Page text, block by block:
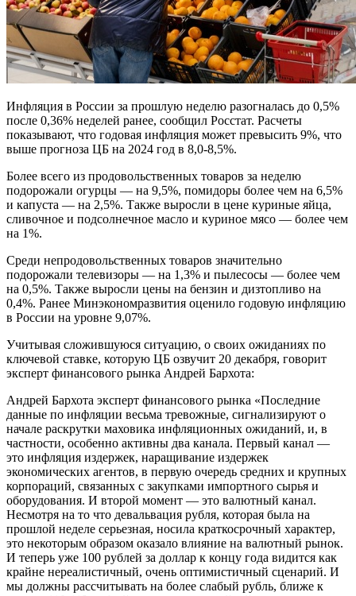
Инфляция в России за прошлую неделю разогналась до 0,5%
после 0,36% неделей ранее, сообщил Росстат. Расчеты
показывают, что годовая инфляция может превысить 9%, что
выше прогноза ЦБ на 2024 год в 8,0-8,5%.
Более всего из продовольственных товаров за неделю
подорожали огурцы — на 9,5%, помидоры более чем на 6,5%
и капуста — на 2,5%. Также выросли в цене куриные яйца,
сливочное и подсолнечное масло и куриное мясо — более чем
на 1%.
Среди непродовольственных товаров значительно
подорожали телевизоры — на 1,3% и пылесосы — более чем
на 0,5%. Также выросли цены на бензин и дизтопливо на
0,4%. Ранее Минэкономразвития оценило годовую инфляцию
в России на уровне 9,07%.
Учитывая сложившуюся ситуацию, о своих ожиданиях по
ключевой ставке, которую ЦБ озвучит 20 декабря, говорит
эксперт финансового рынка Андрей Бархота:
Андрей Бархота эксперт финансового рынка «Последние
данные по инфляции весьма тревожные, сигнализируют о
начале раскрутки маховика инфляционных ожиданий, и, в
частности, особенно активны два канала. Первый канал —
это инфляция издержек, наращивание издержек
экономических агентов, в первую очередь средних и крупных
корпораций, связанных с закупками импортного сырья и
оборудования. И второй момент — это валютный канал.
Несмотря на то что девальвация рубля, которая была на
прошлой неделе серьезная, носила краткосрочный характер,
это некоторым образом оказало влияние на валютный рынок.
И теперь уже 100 рублей за доллар к концу года видится как
крайне нереалистичный, очень оптимистичный сценарий. И
мы должны рассчитывать на более слабый рубль, ближе к